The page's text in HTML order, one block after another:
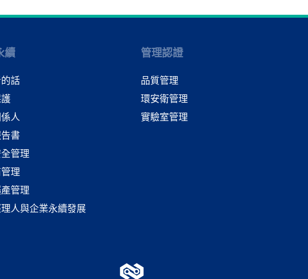
續
話
人
書
管理
理
管理
人與企業永續發展
管理認證
品質管理
環安衛管理
實驗室管理